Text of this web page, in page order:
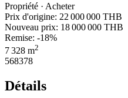
Propriété · Acheter
Prix d'origine: 22 000 000 THB
Nouveau prix: 18 000 000 THB
Remise: -18%
7 328 m2
568378
Détails